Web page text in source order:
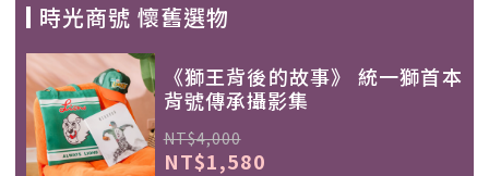
時光商號 懷舊選物
《獅王背後的故事》 統一獅首本
背號傳承攝影集
NT$4,000
NT$1,580